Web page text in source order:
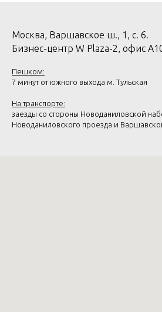
Москва, Варшавское ш., 1, с. 6.
Бизнес-центр W Plaza-2, офис
Пешком:
7 минут от южного выхода м. Тульская
На транспорте:
заезды со стороны Новоданиловской
Новоданиловского проезда и